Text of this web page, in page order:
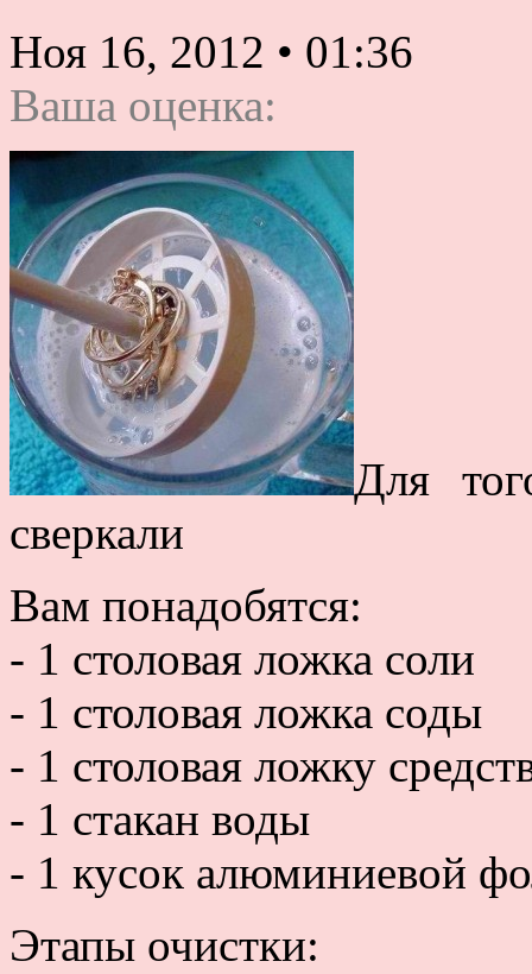
Ноя 16, 2012 • 01:36
Ваша оценка:
Для
сверкали
Вам понадобятся:
- 1 столовая ложка соли
- 1 столовая ложка соды
- 1 столовая ложку
- 1 стакан воды
- 1 кусок алюминиевой
Этапы очистки: